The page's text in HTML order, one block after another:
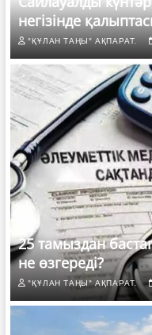
негізінде
"ҚҰЛАН ТАҢЫ" АҚПАРАТ.
25 тамыздан
не өзгереді?
"ҚҰЛАН ТАҢЫ" АҚПАРАТ.